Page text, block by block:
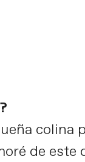
colina
de